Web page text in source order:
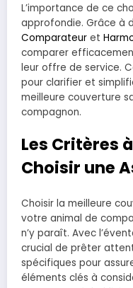
L’importance de ce
approfondie. Grâce à
Comparateur et
comparer
leur offre de service.
pour clarifier et
meilleure couverture
compagnon.
Les Critères
Choisir une
Choisir la meilleure
votre animal de
n’y paraît. Avec
crucial de prêter
spécifiques pour
éléments clés à